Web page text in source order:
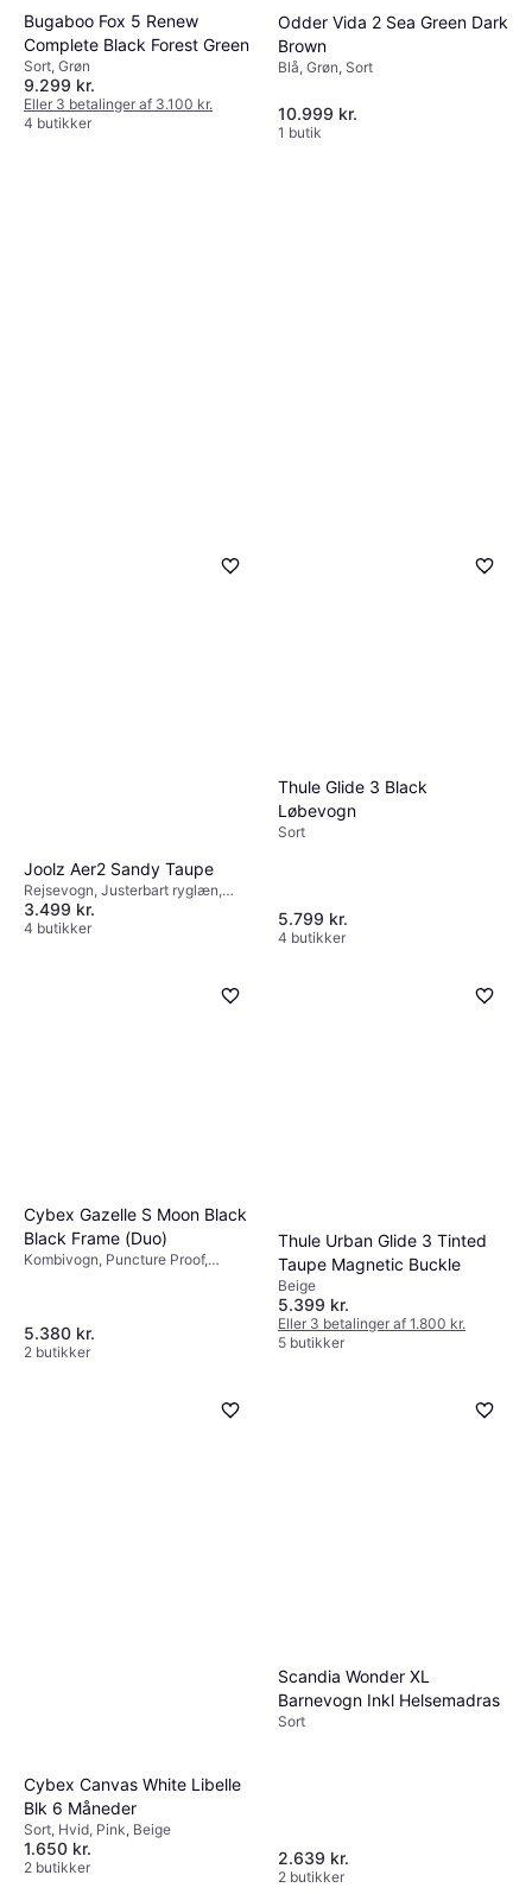
Bugaboo Fox 5 Renew
Complete Black Forest Green
Sort, Grøn
9.299 kr.
Eller 3 betalinger af 3.100 kr.
4 butikker
Odder Vida 2 Sea Green Dark
Brown
Blå, Grøn, Sort
10.999 kr.
1 butik
Joolz Aer2 Sandy Taupe
Rejsevogn, Justerbart ryglæn,
Håndbagage fly, Regnslag,
Liggeposition, Foldes med en
Justerbar fodstøtte, Aftagelige
3.499 kr.
4 butikker
Thule Glide 3 Black
Løbevogn
Sort
5.799 kr.
4 butikker
Cybex Gazelle S Moon Black
Black Frame (Duo)
Kombivogn, Puncture Proof,
Justerbart ryglæn, Bøjle,
Liggeposition, Kaleche, der kan
5.380 kr.
2 butikker
Thule Urban Glide 3 Tinted
Taupe Magnetic Buckle
Beige
5.399 kr.
Eller 3 betalinger af 1.800 kr.
5 butikker
Cybex Canvas White Libelle
Blk 6 Måneder
Sort, Hvid, Pink, Beige
1.650 kr.
2 butikker
Scandia Wonder XL
Barnevogn Inkl Helsemadras
Sort
2.639 kr.
2 butikker